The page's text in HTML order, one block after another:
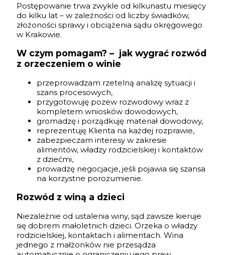
Postępowanie trwa zwykle od kilkunastu miesięcy
do kilku lat – w zależności od liczby świadków,
złożoności sprawy i obciążenia sądu okręgowego
w Krakowie.
W czym pomagam? – jak wygrać rozwód
z orzeczeniem o winie
przeprowadzam rzetelną analizę sytuacji i
szans procesowych,
przygotowuję pozew rozwodowy wraz z
kompletem wniosków dowodowych,
gromadzę i porządkuję materiał dowodowy,
reprezentuję Klienta na każdej rozprawie,
zabezpieczam interesy w zakresie
alimentów, władzy rodzicielskiej i kontaktów
z dziećmi,
prowadzę negocjacje, jeśli pojawia się szansa
na korzystne porozumienie.
Rozwód z winą a dzieci
Niezależnie od ustalenia winy, sąd zawsze kieruje
się dobrem małoletnich dzieci. Orzeka o władzy
rodzicielskiej, kontaktach i alimentach. Wina
jednego z małżonków nie przesądza